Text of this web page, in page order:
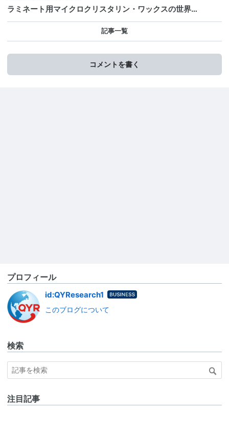
ラミネート用マイクロクリスタリン・ワックスの世界…
記事一覧
コメントを書く
プロフィール
id:QYResearch1 はてな
Busines
このブログについて
検索
注目記事